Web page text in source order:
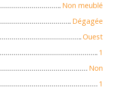
Non meublé
Dégagée
Ouest
1
Non
1